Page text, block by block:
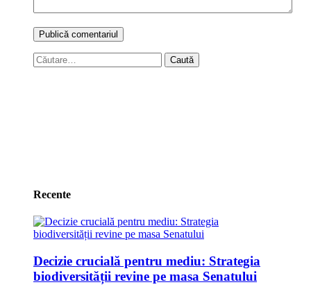
Caută
după:
Recente
Decizie crucială pentru mediu: Strategia
biodiversității revine pe masa Senatului